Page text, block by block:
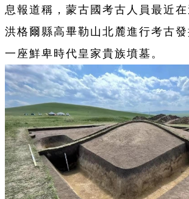
息報道稱，蒙古國考古人員最近
洪格爾縣高畢勒山北麓進行考古
一座鮮卑時代皇家貴族墳墓。